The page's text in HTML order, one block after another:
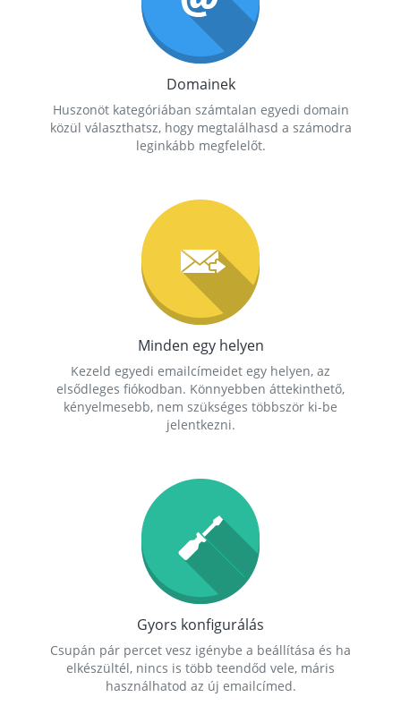
Domainek
Huszonöt kategóriában számtalan egyedi domain
közül választhatsz, hogy megtalálhasd a számodra
leginkább megfelelőt.
Minden egy helyen
Kezeld egyedi emailcímeidet egy helyen, az
elsődleges fiókodban. Könnyebben áttekinthető,
kényelmesebb, nem szükséges többször ki-be
jelentkezni.
Gyors konfigurálás
Csupán pár percet vesz igénybe a beállítása és ha
elkészültél, nincs is több teendőd vele, máris
használhatod az új emailcímed.